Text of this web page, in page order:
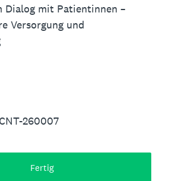
Dialog mit Patientinnen –
Versorgung und
260007
Fertig